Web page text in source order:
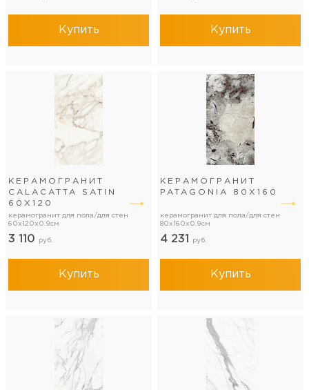
Купить Купить
КЕРАМОГРАНИТ
CALACATTA SATIN
60Х120
керамогранит для пола/для стен
60x120x0.9см
3 110 руб.
Купить
КЕРАМОГРАНИТ
PATAGONIA 80Х160
керамогранит для пола/для стен
80x160x0.9см
4 231 руб.
Купить